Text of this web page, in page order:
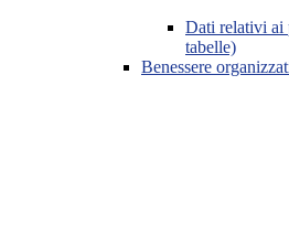
Dati relativi ai
tabelle)
Benessere